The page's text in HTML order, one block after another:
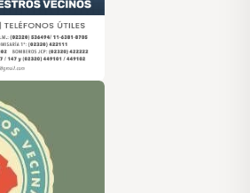
Vecinales